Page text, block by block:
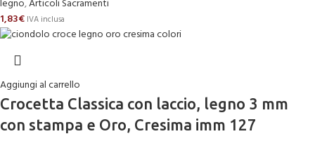
legno,Articoli Sacramenti
1,83€ IVA inclusa
Aggiungi al carrello
Crocetta Classica con laccio, legno 3 mm
con stampa e Oro, Cresima imm 127